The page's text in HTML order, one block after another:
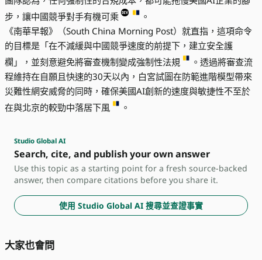
步，讓中國競爭對手有機可乘
。
《南華早報》（South China Morning Post）就直指，這項命令
的目標是「在不減緩與中國競爭速度的前提下，建立安全護
欄」，並刻意避免將審查機制變成強制性法規
。透過將審查流
程維持在自願且快速的30天以內，白宮試圖在防範進階模型帶來
災難性網安威脅的同時，確保美國AI創新的速度與敏捷性不至於
在與北京的較勁中落居下風
。
Studio Global AI
Search, cite, and publish your own answer
Use this topic as a starting point for a fresh source-backed
answer, then compare citations before you share it.
使用 Studio Global AI 搜尋並查證事實
大家也會問